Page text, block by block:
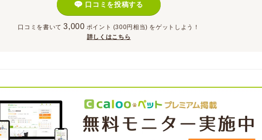
口コミを投稿する
口コミを書いて 3,000 ポイント (300円相当) をゲットしよう！
詳しくはこちら